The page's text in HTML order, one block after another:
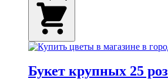
Букет крупных 25 роз